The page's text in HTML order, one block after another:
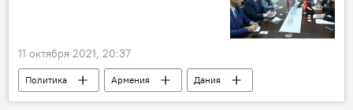
11 октября 2021, 20:37
Политика Армения
Дания
Новости Армения
отношения